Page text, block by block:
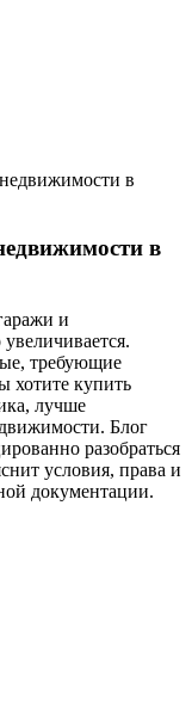
в
в
и
требующие
хотите купить
лучше
Блог
разобраться
условия, права и
документации.